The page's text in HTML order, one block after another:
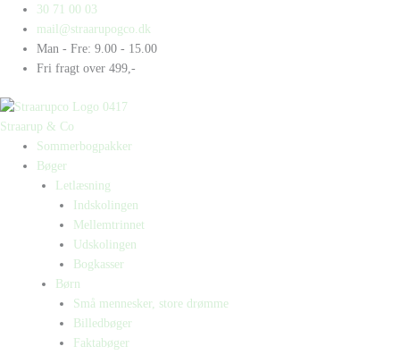
indholdet
30 71 00 03
mail@straarupogco.dk
Man - Fre: 9.00 - 15.00
Fri fragt over 499,-
Straarup & Co
Sommerbogpakker
Bøger
Letlæsning
Indskolingen
Mellemtrinnet
Udskolingen
Bogkasser
Børn
Små mennesker, store drømme
Billedbøger
Faktabøger
Products
search
Products
search
Kampen